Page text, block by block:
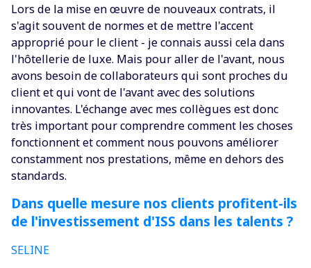
‍Lors de la mise en œuvre de nouveaux contrats, il
s'agit souvent de normes et de mettre l'accent
approprié pour le client - je connais aussi cela dans
l'hôtellerie de luxe. Mais pour aller de l'avant, nous
avons besoin de collaborateurs qui sont proches du
client et qui vont de l'avant avec des solutions
innovantes. L'échange avec mes collègues est donc
très important pour comprendre comment les choses
fonctionnent et comment nous pouvons améliorer
constamment nos prestations, même en dehors des
standards.
Dans quelle mesure nos clients profitent-ils
de l'investissement d'ISS dans les talents ?
SELINE